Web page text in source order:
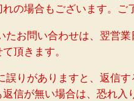
の場合もございます。ご
たお問い合わせは、翌営
頂きます。
誤りがありますと、返信
返信が無い場合は、恐れ入